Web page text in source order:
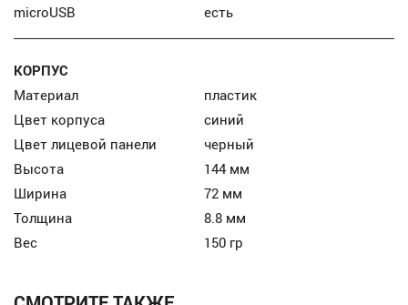
microUSB
есть
КОРПУС
Материал
пластик
Цвет корпуса
синий
Цвет лицевой панели
черный
Высота
144 мм
Ширина
72 мм
Толщина
8.8 мм
Вес
150 гр